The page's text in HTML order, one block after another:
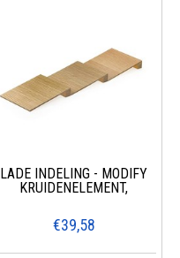
LADE INDELING - MODIFY
KRUIDENELEMENT,
€39,58